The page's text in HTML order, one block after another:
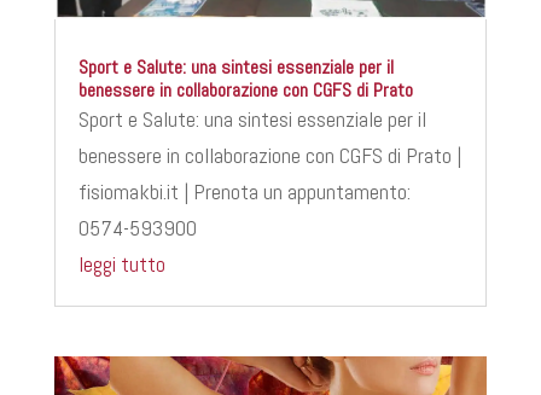
Sport e Salute: una sintesi essenziale per il
benessere in collaborazione con CGFS di Prato
Sport e Salute: una sintesi essenziale per il
benessere in collaborazione con CGFS di Prato |
fisiomakbi.it | Prenota un appuntamento:
0574-593900
leggi tutto